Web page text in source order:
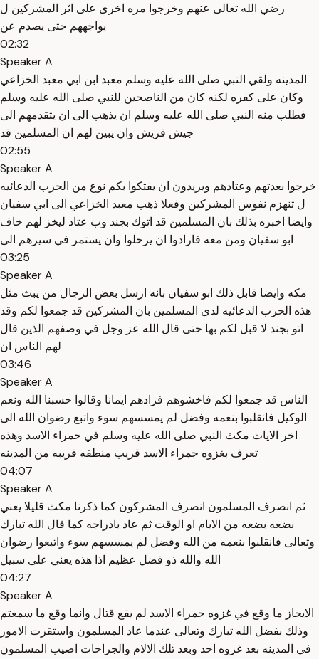
رضي الله تعالى عنهم وخرجوا مره اخرى على اثر المشركين ل
يواجههم حتى يصدم عن
02:32
Speaker A
المدينه ولقي النبي صلى الله عليه وسلم معبد ابن ابي معبد الخزاعي
وكان على كفره لكنه كان من الناصحين للنبي صلى الله عليه وسلم
فطلب منه النبي صلى الله عليه وسلم ان يذهب الى ان يتقدمهم الى
جيش قريش وان يبين لهم ان المسلمين قد
02:55
Speaker A
خرجوا بعدتهم وعتادهم ويريدون ان يفتكوا بكم نوع من الحرب الدعائيه
ل تنهزم نفوس المشركين وفعلا ذهب معبد الخزاعي الى ابي سفيان
وايضا اخبره بذلك بان المسلمين قد اتوك بجند وب عتاد ليخز لهم خاف
ابو سفيان ومن معه فارادوا ان يرحلوا وان يستمر في سيرهم الى
03:25
Speaker A
مكه وايضا قابل ذلك ابو سفيان بانه ارسل بعض الرجال من يبث مثل
هذه الحرب الدعائيه لدى المسلمين بان المشركين قد جمعوا لكم وقد
اتو بجند لا قبل لكم بها حتى قال الله عز وجل في وصفهم الذين قال
لهم الناس ان
03:46
Speaker A
الناس قد جمعوا لكم فاخشوهم فزادهم ايمانا وقالوا حسبنا الله ونعم
الوكيل فانقلبوا بنعمه وفضل لم يمسسهم سوء واتبع رضوان الله الى
اخر الايات مكث النبي صلى الله عليه وسلم في حمراء الاسد وهذه
تعرف بغزوه حمراء الاسد قريب منطقه قريبه من المدينه
04:07
Speaker A
ثم انصرف المسلمون انصرف المشركون كما ذكرنا مكث قليلا يعني
بضعه بضعه من الايام او الوقت ثم عاد بادراجه كما قال الله تبارك
وتعالى فانقلبوا بنعمه من الله وفضل لم يمسسهم سوء واتبعوا رضوان
الله والله ذو فضل عظيم اذا هذه يعني على سبيل
04:27
Speaker A
الايجاز ما وقع في غزوه حمراء الاسد لم يقع قتال وانما وقع ما سمعتم
وذلك بفضل الله تبارك وتعالى عندما عاد المسلمون واستقرت الامور
في المدينه بعد غزوه احد وبعد تلك الالام والجراحات اصيب المسلمون